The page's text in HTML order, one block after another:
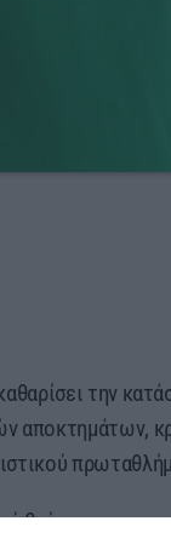
την
αποκτημάτων,
βρίσκεται στην